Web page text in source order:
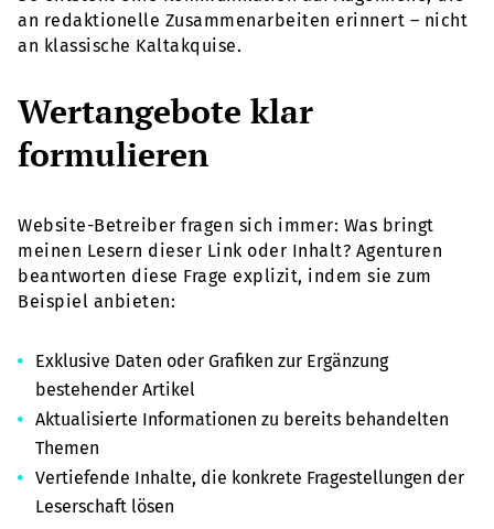
an redaktionelle Zusammenarbeiten erinnert – nicht
an klassische Kaltakquise.
Wertangebote klar
formulieren
Website-Betreiber fragen sich immer: Was bringt
meinen Lesern dieser Link oder Inhalt? Agenturen
beantworten diese Frage explizit, indem sie zum
Beispiel anbieten:
Exklusive Daten oder Grafiken zur Ergänzung
bestehender Artikel
Aktualisierte Informationen zu bereits behandelten
Themen
Vertiefende Inhalte, die konkrete Fragestellungen der
Leserschaft lösen